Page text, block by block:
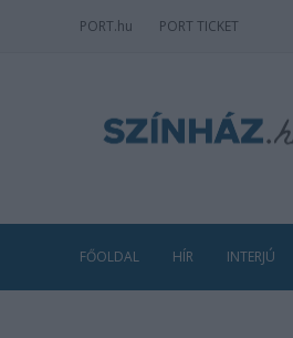
PORT.hu PORT TICKET
FŐOLDAL HÍR INTERJÚ